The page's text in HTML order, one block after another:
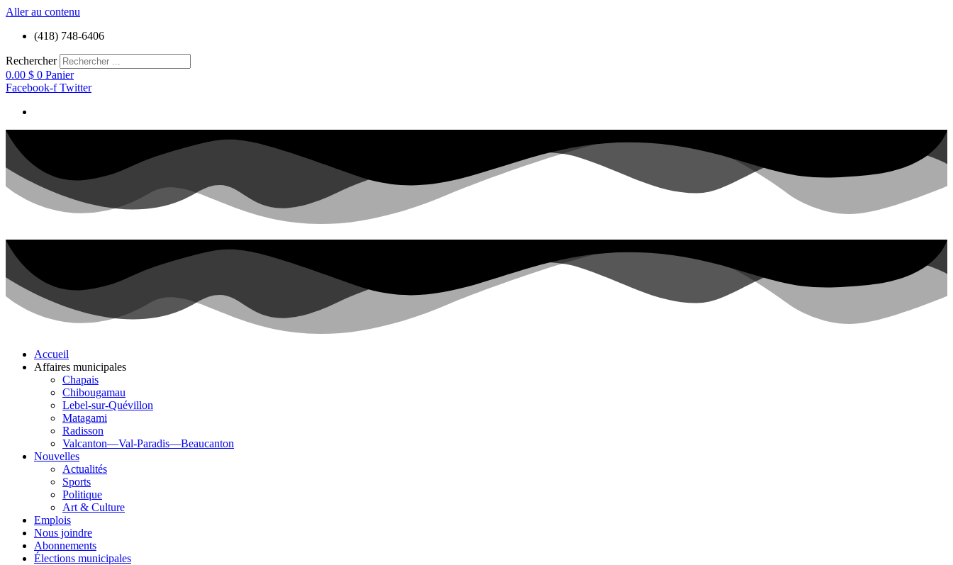
Aller au contenu
(418) 748-6406
Rechercher
0.00 $ 0 Panier
Facebook-f Twitter
Accueil
Affaires municipales
Chapais
Chibougamau
Lebel-sur-Quévillon
Matagami
Radisson
Valcanton—Val-Paradis—Beaucanton
Nouvelles
Actualités
Sports
Politique
Art & Culture
Emplois
Nous joindre
Abonnements
Élections municipales